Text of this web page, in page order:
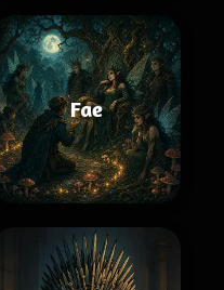
Fae